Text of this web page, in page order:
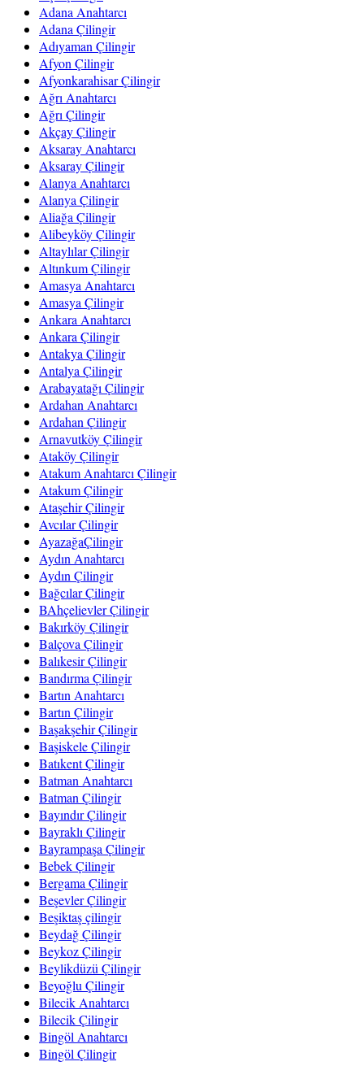
Adana Anahtarcı
Adana Çilingir
Adıyaman Çilingir
Afyon Çilingir
Afyonkarahisar Çilingir
Ağrı Anahtarcı
Ağrı Çilingir
Akçay Çilingir
Aksaray Anahtarcı
Aksaray Çilingir
Alanya Anahtarcı
Alanya Çilingir
Aliağa Çilingir
Alibeyköy Çilingir
Altaylılar Çilingir
Altınkum Çilingir
Amasya Anahtarcı
Amasya Çilingir
Ankara Anahtarcı
Ankara Çilingir
Antakya Çilingir
Antalya Çilingir
Arabayatağı Çilingir
Ardahan Anahtarcı
Ardahan Çilingir
Arnavutköy Çilingir
Ataköy Çilingir
Atakum Anahtarcı Çilingir
Atakum Çilingir
Ataşehir Çilingir
Avcılar Çilingir
AyazağaÇilingir
Aydın Anahtarcı
Aydın Çilingir
Bağcılar Çilingir
BAhçelievler Çilingir
Bakırköy Çilingir
Balçova Çilingir
Balıkesir Çilingir
Bandırma Çilingir
Bartın Anahtarcı
Bartın Çilingir
Başakşehir Çilingir
Başiskele Çilingir
Batıkent Çilingir
Batman Anahtarcı
Batman Çilingir
Bayındır Çilingir
Bayraklı Çilingir
Bayrampaşa Çilingir
Bebek Çilingir
Bergama Çilingir
Beşevler Çilingir
Beşiktaş çilingir
Beydağ Çilingir
Beykoz Çilingir
Beylikdüzü Çilingir
Beyoğlu Çilingir
Bilecik Anahtarcı
Bilecik Çilingir
Bingöl Anahtarcı
Bingöl Çilingir